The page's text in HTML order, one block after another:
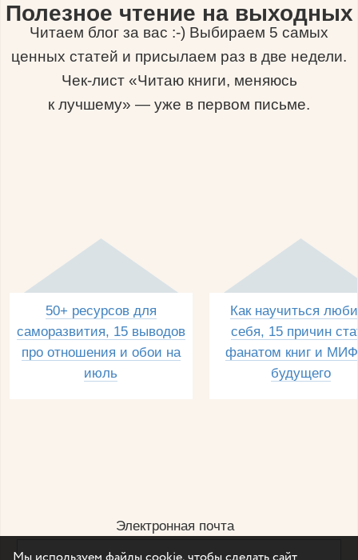
Полезное чтение на выходных
Читаем блог за вас :-) Выбираем 5 самых
ценных статей и присылаем раз в две недели.
Чек-лист «Читаю книги, меняюсь
к лучшему» — уже в первом письме.
50+ ресурсов для
саморазвития, 15 выводов
про отношения и обои на
июль
Как научиться
себя, 15 причин
фанатом книг и
будущего
Электронная почта